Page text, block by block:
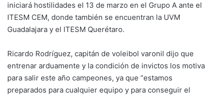
iniciará hostilidades el 13 de marzo en el Grupo A ante el
ITESM CEM, donde también se encuentran la UVM
Guadalajara y el ITESM Querétaro.
Ricardo Rodríguez, capitán de voleibol varonil dijo que
entrenar arduamente y la condición de invictos los motiva
para salir este año campeones, ya que “estamos
preparados para cualquier equipo y para conseguir el